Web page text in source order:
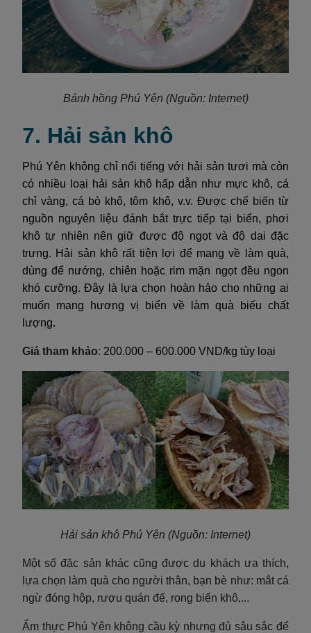
Bánh hồng Phú Yên (Nguồn: Internet)
7. Hải sản khô
Phú Yên không chỉ nổi tiếng với hải sản tươi mà còn
có nhiều loại hải sản khô hấp dẫn như mực khô, cá
chỉ vàng, cá bò khô, tôm khô, v.v. Được chế biến từ
nguồn nguyên liệu đánh bắt trực tiếp tại biển, phơi
khô tự nhiên nên giữ được độ ngọt và độ dai đặc
trưng. Hải sản khô rất tiện lợi để mang về làm quà,
dùng để nướng, chiên hoặc rim mặn ngọt đều ngon
khó cưỡng. Đây là lựa chọn hoàn hảo cho những ai
muốn mang hương vị biển về làm quà biếu chất
lượng.
Giá tham khảo: 200.000 – 600.000 VND/kg tùy loại
Hải sản khô Phú Yên (Nguồn: Internet)
Một số đặc sản khác cũng được du khách ưa thích,
lựa chọn làm quà cho người thân, bạn bè như: mắt cá
ngừ đóng hộp, rượu quán đế, rong biển khô,...
Ẩm thực Phú Yên không cầu kỳ nhưng đủ sâu sắc để